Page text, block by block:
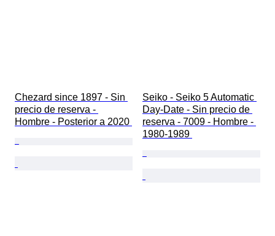
Chezard since 1897 - Sin
precio de reserva -
Hombre - Posterior a 2020
Seiko - Seiko 5 Automatic
Day-Date - Sin precio de
reserva - 7009 - Hombre -
1980-1989